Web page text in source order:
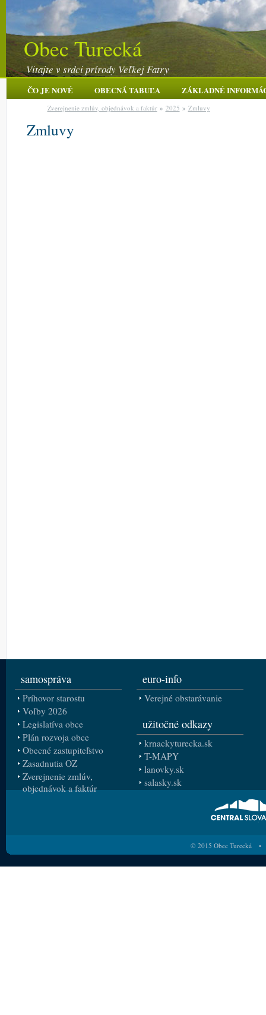
Obec Turecká
Vitajte v srdci prírody Veľkej Fatry
ČO JE NOVÉ OBECNÁ TABUĽA ZÁKLADNÉ
Zmluvy
Zverejnenie zmlúv, objednávok a faktúr» 2025 » Zmluvy
samospráva
Príhovor starostu
Voľby 2026
Legislatíva obce
Plán rozvoja obce
Obecné zastupiteľstvo
Zasadnutia OZ
Zverejnenie zmlúv,
objednávok a faktúr
euro-info
Verejné obstarávanie
užitočné odkazy
krnackyturecka.sk
T-MAPY
lanovky.sk
salasky.sk
© 2015 Obec Turecká